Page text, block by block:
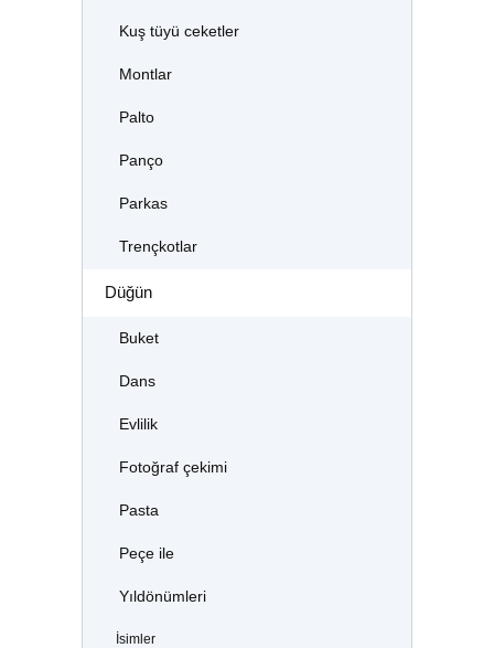
Kuş tüyü ceketler
Montlar
Palto
Panço
Parkas
Trençkotlar
Düğün
Buket
Dans
Evlilik
Fotoğraf çekimi
Pasta
Peçe ile
Yıldönümleri
İsimler